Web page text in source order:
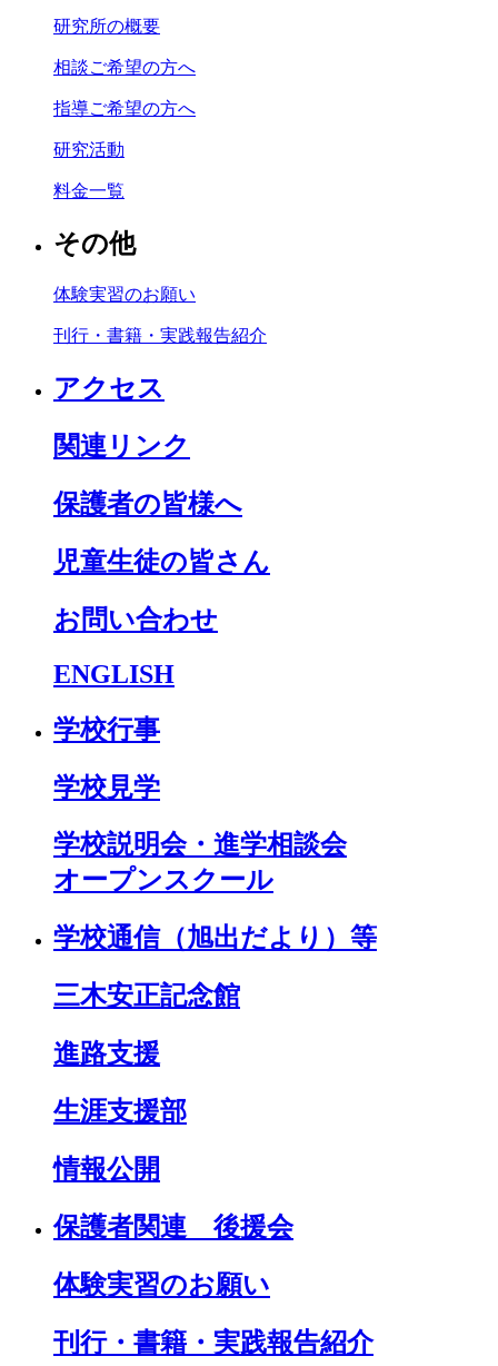
研究所の概要
相談ご希望の方へ
指導ご希望の方へ
研究活動
料金一覧
その他
体験実習のお願い
刊行・書籍・実践報告紹介
アクセス
関連リンク
保護者の皆様へ
児童生徒の皆さん
お問い合わせ
ENGLISH
学校行事
学校見学
学校説明会・進学相談会
オープンスクール
学校通信（旭出だより）等
三木安正記念館
進路支援
生涯支援部
情報公開
保護者関連 後援会
体験実習のお願い
刊行・書籍・実践報告紹介